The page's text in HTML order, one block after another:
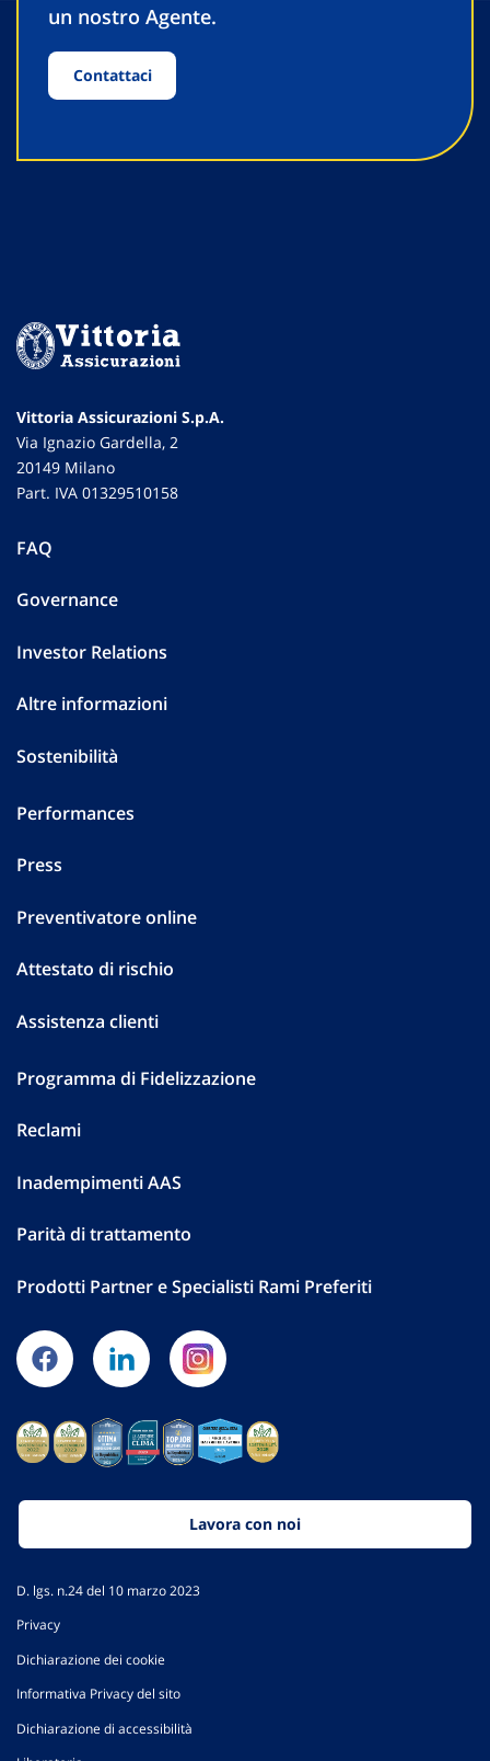
un nostro Agente.
Contattaci
Vittoria Assicurazioni S.p.A.
Via Ignazio Gardella, 2
20149 Milano
Part. IVA 01329510158
FAQ
Governance
Investor Relations
Altre informazioni
Sostenibilità
Performances
Press
Preventivatore online
Attestato di rischio
Assistenza clienti
Programma di Fidelizzazione
Reclami
Inadempimenti AAS
Parità di trattamento
Prodotti Partner e Specialisti Rami Preferiti
Lavora con noi
D. lgs. n.24 del 10 marzo 2023
Privacy
Dichiarazione dei cookie
Informativa Privacy del sito
Dichiarazione di accessibilità